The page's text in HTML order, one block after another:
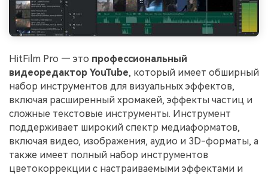
HitFilm Pro — это профессиональный
видеоредактор YouTube, который имеет обширный
набор инструментов для визуальных эффектов,
включая расширенный хромакей, эффекты частиц и
сложные текстовые инструменты. Инструмент
поддерживает широкий спектр медиаформатов,
включая видео, изображения, аудио и 3D-форматы, а
также имеет полный набор инструментов
цветокоррекции с настраиваемыми эффектами и